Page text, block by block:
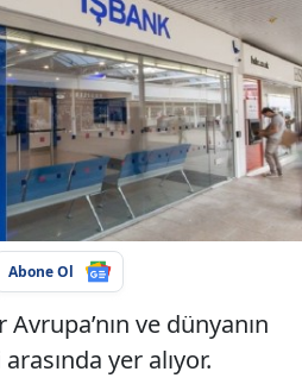
Abone Ol
ve dünyanın
yer alıyor.